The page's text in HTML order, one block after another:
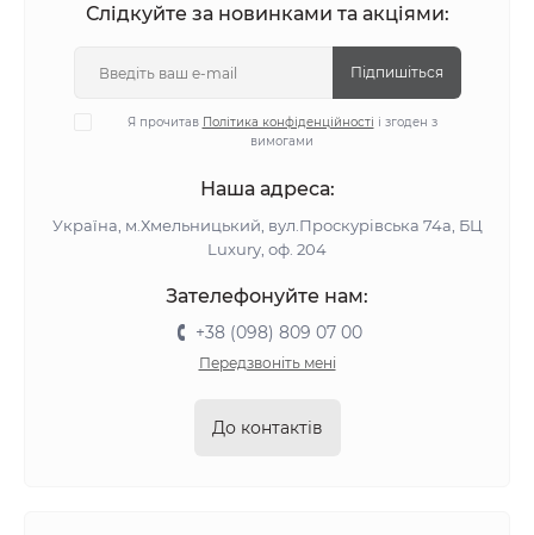
Слідкуйте за новинками та акціями:
Підпишіться
Я прочитав Політика конфіденційності і згоден з
вимогами
Наша адреса:
Україна, м.Хмельницький, вул.Проскурівська 74а, БЦ
Luxury, оф. 204
Зателефонуйте нам:
+38 (098) 809 07 00
Передзвоніть мені
До контактів